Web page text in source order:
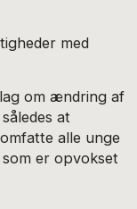
med
om ændring af
at
alle unge
er opvokset